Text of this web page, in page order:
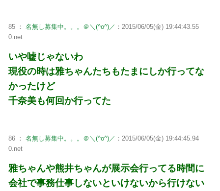
85 ： 名無し募集中。。。＠＼(^o^)／ ：2015/06/05(金) 19:44:43.55
0.net
いや嘘じゃないわ
現役の時は雅ちゃんたちもたまにしか行ってな
かったけど
千奈美も何回か行ってた
86 ： 名無し募集中。。。＠＼(^o^)／ ：2015/06/05(金) 19:44:45.94
0.net
雅ちゃんや熊井ちゃんが展示会行ってる時間に
会社で事務仕事しないといけないから行けない